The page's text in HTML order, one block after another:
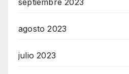
septiembre 2023
agosto 2023
julio 2023